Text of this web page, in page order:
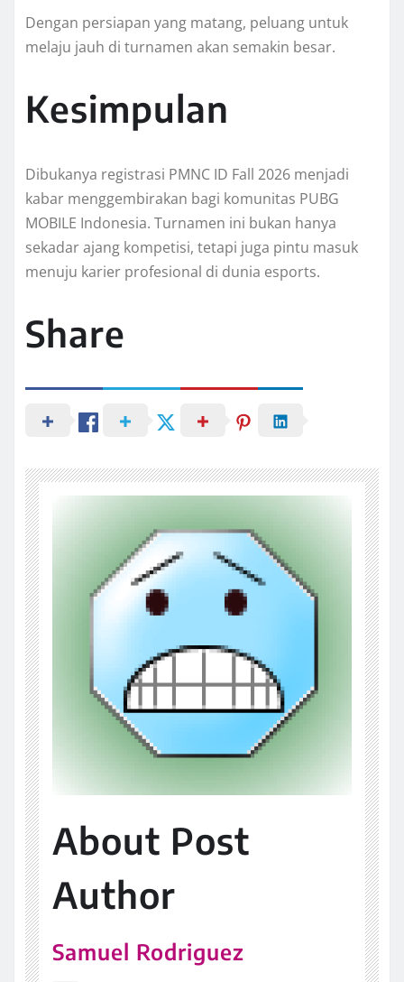
Dengan persiapan yang matang, peluang untuk
melaju jauh di turnamen akan semakin besar.
Kesimpulan
Dibukanya registrasi PMNC ID Fall 2026 menjadi
kabar menggembirakan bagi komunitas PUBG
MOBILE Indonesia. Turnamen ini bukan hanya
sekadar ajang kompetisi, tetapi juga pintu masuk
menuju karier profesional di dunia esports.
Share
About Post
Author
Samuel Rodriguez